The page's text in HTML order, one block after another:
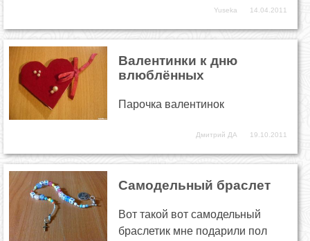
Yuseka 14.04.2011
Валентинки к дню
влюблённых
Парочка валентинок
Дмитрий ДА 19.10.2011
Самодельный браслет
Вот такой вот самодельный
браслетик мне подарили пол